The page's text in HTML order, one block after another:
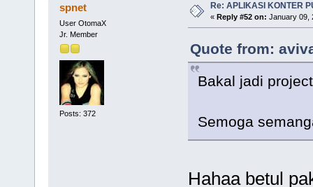
spnet
User OtomaX
Jr. Member
Posts: 372
Re: APLIKASI KONTER
« Reply #52 on: January 09,
Quote from:
Bakal jadi
Semoga
Hahaa betul